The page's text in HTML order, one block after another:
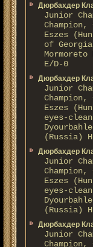
Дюрбахдер
Junior
Eszes
of
E/D-0
Дюрбахдер
Junior
Eszes
eyes-
(Russia)
Дюрбахдер
Junior
Eszes
eyes-
(Russia)
Дюрбахдер
Junior